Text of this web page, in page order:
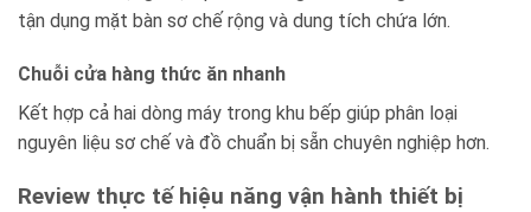
tận dụng mặt bàn sơ chế rộng và dung tích chứa lớn.
Chuỗi cửa hàng thức ăn nhanh
Kết hợp cả hai dòng máy trong khu bếp giúp phân loại
nguyên liệu sơ chế và đồ chuẩn bị sẵn chuyên nghiệp hơn.
Review thực tế hiệu năng vận hành thiết bị